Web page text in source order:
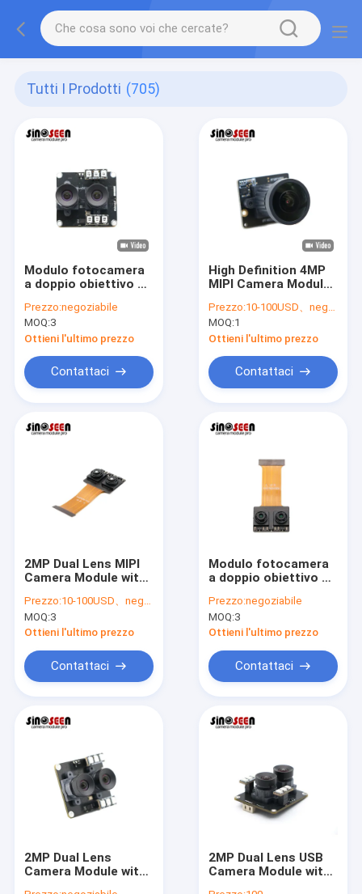
Tutti I Prodotti (705)
Modulo fotocamera
a doppio obiettivo da
riempimento e
interfaccia USB per
funzionalità
migliorate
Prezzo:negoziabile
MOQ:3
Ottieni l'ultimo prezzo
Contattaci
High Definition 4MP
MIPI Camera Module
for Industrial Vision
and Surveillance
Applications
Prezzo:10-100USD、negotiable
MOQ:1
Ottieni l'ultimo prezzo
Contattaci
2MP Dual Lens MIPI
Camera Module with
for Color-Accurate
and Infrared Imaging
Prezzo:10-100USD、negotiable
MOQ:3
Ottieni l'ultimo prezzo
Contattaci
Modulo fotocamera
a doppio obiettivo da
RGB per una
riproduzione
accurata dei colori
Prezzo:negoziabile
MOQ:3
Ottieni l'ultimo prezzo
Contattaci
2MP Dual Lens
Camera Module with
2MP Dual Lens USB
Camera Module with